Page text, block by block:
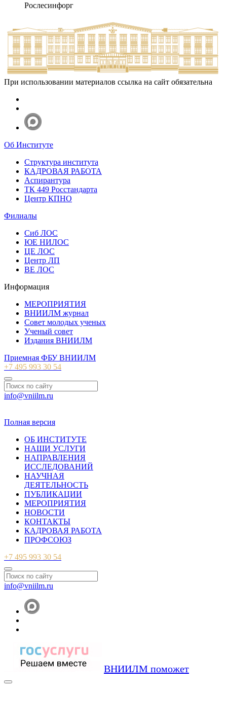
Рослесинфорг
При использовании материалов ссылка на сайт обязательна
Об Институте
Структура института
КАДРОВАЯ РАБОТА
Аспирантура
ТК 449 Росстандарта
Центр КПНО
Филиалы
Сиб ЛОС
ЮЕ НИЛОС
ЦЕ ЛОС
Центр ЛП
ВЕ ЛОС
Информация
МЕРОПРИЯТИЯ
ВНИИЛМ журнал
Совет молодых ученых
Ученый совет
Издания ВНИИЛМ
Приемная ФБУ ВНИИЛМ
+7 495 993 30 54
info@vniilm.ru
Полная версия
ОБ ИНСТИТУТЕ
НАШИ УСЛУГИ
НАПРАВЛЕНИЯ
ИССЛЕДОВАНИЙ
НАУЧНАЯ
ДЕЯТЕЛЬНОСТЬ
ПУБЛИКАЦИИ
МЕРОПРИЯТИЯ
НОВОСТИ
КОНТАКТЫ
КАДРОВАЯ РАБОТА
ПРОФСОЮЗ
+7 495 993 30 54
info@vniilm.ru
ВНИИЛМ поможет